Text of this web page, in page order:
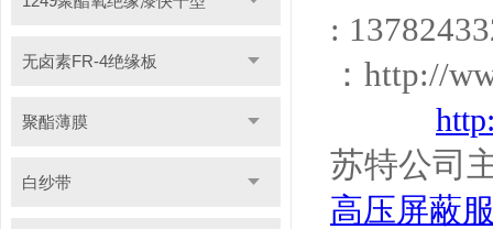
无卤素FR-4绝缘板
聚酯薄膜
白纱带
:
： http://
苏特公司
高压屏蔽